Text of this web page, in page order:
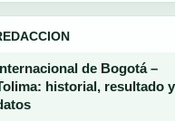
de Bogotá –
historial, resultado y